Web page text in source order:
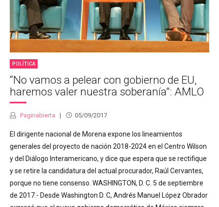
POLÍTICA
“No vamos a pelear con gobierno de EU,
haremos valer nuestra soberanía”: AMLO
Paginabierta 05/09/2017
El dirigente nacional de Morena expone los lineamientos
generales del proyecto de nación 2018-2024 en el Centro Wilson
y del Diálogo Interamericano, y dice que espera que se rectifique
y se retire la candidatura del actual procurador, Raúl Cervantes,
porque no tiene consenso. WASHINGTON, D. C. 5 de septiembre
de 2017.- Desde Washington D. C, Andrés Manuel López Obrador